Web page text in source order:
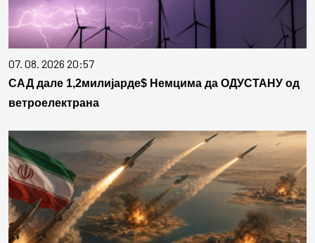
07. 08. 2026 20:57
САД дале 1,2милијарде$ Немцима да ОДУСТАНУ од
ветроелектрана